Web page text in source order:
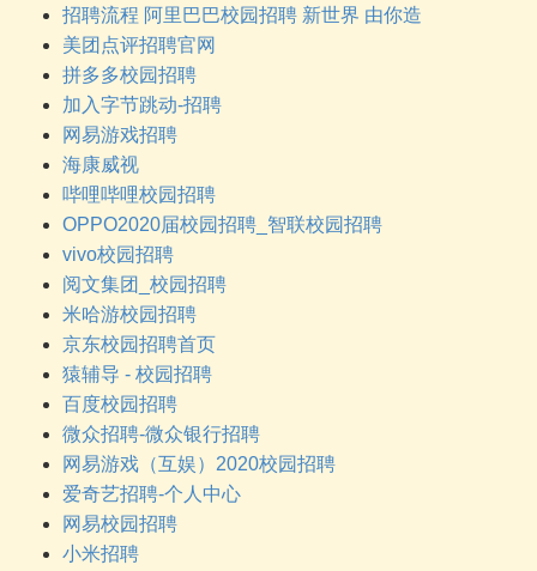
招聘流程 阿里巴巴校园招聘 新世界 由你造
美团点评招聘官网
拼多多校园招聘
加入字节跳动-招聘
网易游戏招聘
海康威视
哔哩哔哩校园招聘
OPPO2020届校园招聘_智联校园招聘
vivo校园招聘
阅文集团_校园招聘
米哈游校园招聘
京东校园招聘首页
猿辅导 - 校园招聘
百度校园招聘
微众招聘-微众银行招聘
网易游戏（互娱）2020校园招聘
爱奇艺招聘-个人中心
网易校园招聘
小米招聘